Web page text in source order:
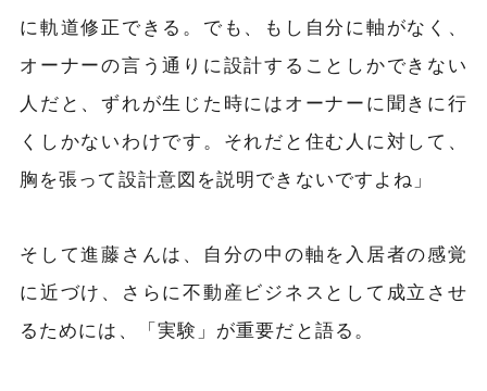
に軌道修正できる。でも、もし自分に軸がなく、
オーナーの言う通りに設計することしかできない
人だと、ずれが生じた時にはオーナーに聞きに行
くしかないわけです。それだと住む人に対して、
胸を張って設計意図を説明できないですよね」
そして進藤さんは、自分の中の軸を入居者の感覚
に近づけ、さらに不動産ビジネスとして成立させ
るためには、「実験」が重要だと語る。